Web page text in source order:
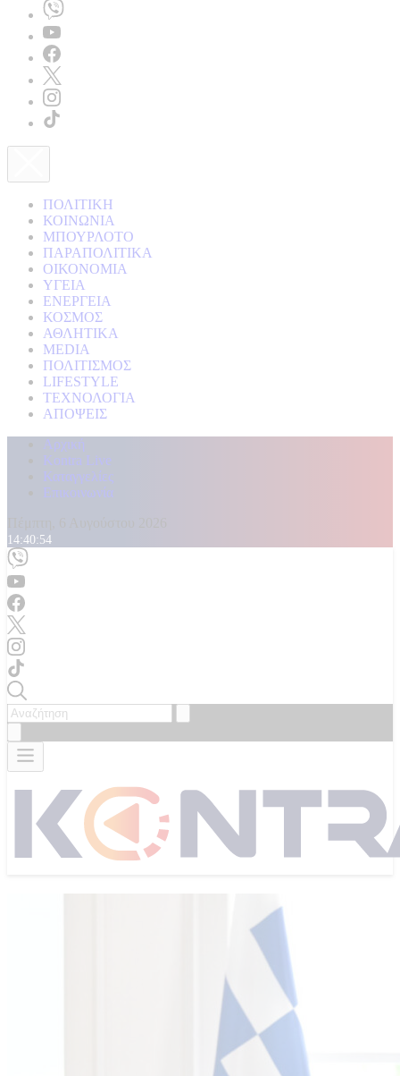
ΠΟΛΙΤΙΚΗ
ΚΟΙΝΩΝΙΑ
ΜΠΟΥΡΛΟΤΟ
ΠΑΡΑΠΟΛΙΤΙΚΑ
ΟΙΚΟΝΟΜΙΑ
ΥΓΕΙΑ
ΕΝΕΡΓΕΙΑ
ΚΟΣΜΟΣ
ΑΘΛΗΤΙΚΑ
MEDIA
ΠΟΛΙΤΙΣΜΟΣ
LIFESTYLE
ΤΕΧΝΟΛΟΓΙΑ
ΑΠΟΨΕΙΣ
Αρχική
Kontra Live
Καταγγελίες
Επικοινωνία
14:40:57